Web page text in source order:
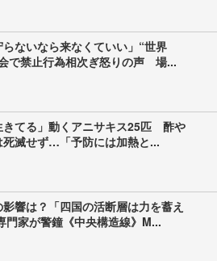
らないなら来なくていい」“世界
で禁止行為相次ぎ怒りの声 場...
きてる」動くアニサキス25匹 酢や
死滅せず…「予防には加熱と...
響は？「四国の活断層は力を蓄え
門家が警鐘《中央構造線》M...